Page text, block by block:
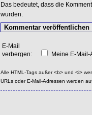
Das bedeutet, dass die
wurden.
E-Mail
verbergen:
Meine E-
Alle HTML-Tags außer <b> und <i>
URLs oder E-Mail-Adressen werden